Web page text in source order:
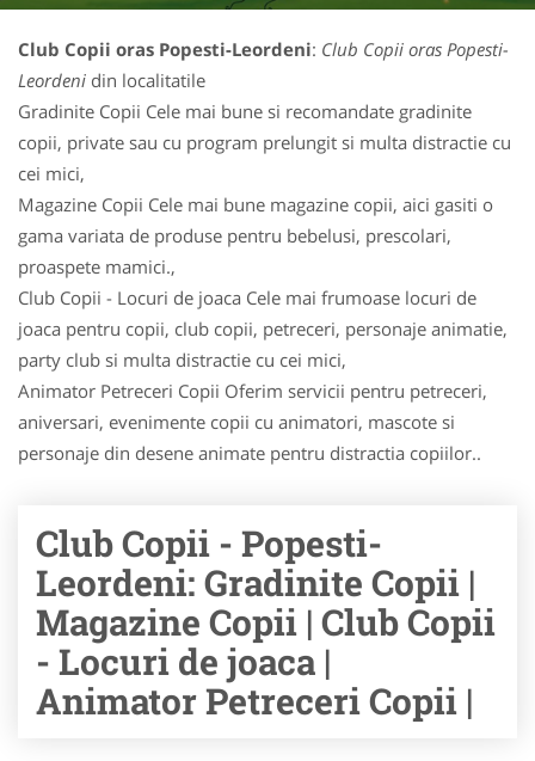
Club Copii oras Popesti-Leordeni: Club Copii oras Popesti-
Leordeni din localitatile
Gradinite Copii Cele mai bune si recomandate gradinite
copii, private sau cu program prelungit si multa distractie cu
cei mici,
Magazine Copii Cele mai bune magazine copii, aici gasiti o
gama variata de produse pentru bebelusi, prescolari,
proaspete mamici.,
Club Copii - Locuri de joaca Cele mai frumoase locuri de
joaca pentru copii, club copii, petreceri, personaje animatie,
party club si multa distractie cu cei mici,
Animator Petreceri Copii Oferim servicii pentru petreceri,
aniversari, evenimente copii cu animatori, mascote si
personaje din desene animate pentru distractia copiilor..
Club Copii - Popesti-
Leordeni: Gradinite Copii |
Magazine Copii | Club Copii
- Locuri de joaca |
Animator Petreceri Copii |